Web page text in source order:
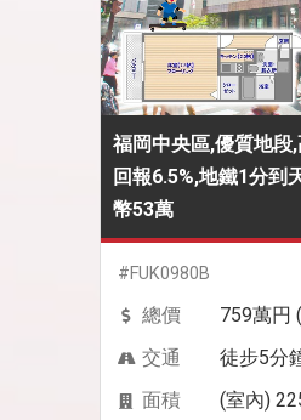
福岡中央區,優質地段
回報6.5%,地鐵1分到
幣53萬
#FUK0980B
總價
759萬円
交通
徒步5分
面積
(室內)